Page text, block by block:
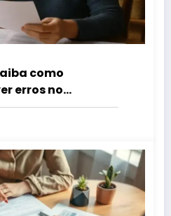
como
erros no